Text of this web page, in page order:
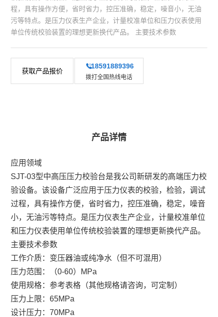
程，具有操作方便，省时省力，控压准确，稳定，噪音小，无油
污等特点。是压力仪表生产企业，计量校准单位和压力仪表使用
单位传统校验装置的理想更新换代产品。 主要技术参数
获取产品报价
18591889396
拨打全国热线电话
产品详情
应用领域
SJT-03型中高压压力校验台是我公司新研发的高端压力校
验设备。该设备广泛应用于压力仪表的校验，检验，调试
过程，具有操作方便，省时省力，控压准确，稳定，噪音
小，无油污等特点。是压力仪表生产企业，计量校准单位
和压力仪表使用单位传统校验装置的理想更新换代产品。
主要技术参数
工作介质：变压器油或纯净水（但不可混用）
压力范围：（0-60）MPa
使用规格：参考表格（其他规格请咨询，可定制）
压力上限：65MPa
设计压力：70MPa